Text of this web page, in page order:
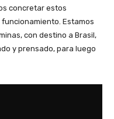
concretar estos
Estamos
con destino a Brasil,
y prensado, para luego